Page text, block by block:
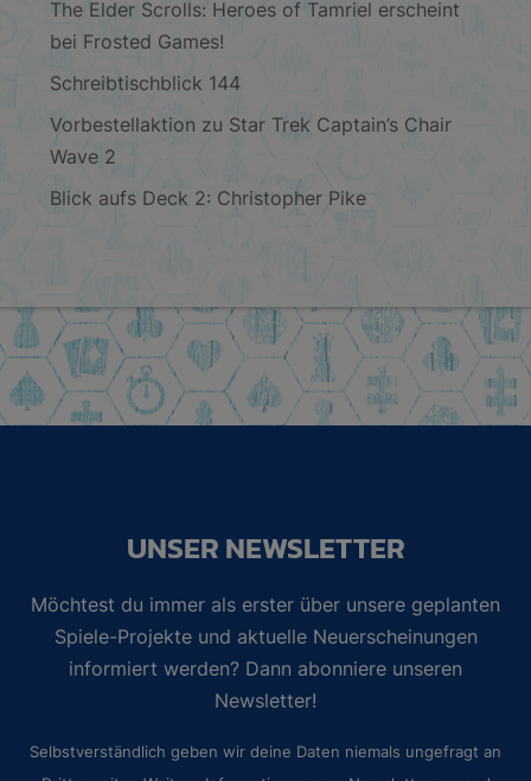
The Elder Scrolls: Heroes of Tamriel erscheint
bei Frosted Games!
Schreibtischblick 144
Vorbestellaktion zu Star Trek Captain’s Chair
Wave 2
Blick aufs Deck 2: Christopher Pike
UNSER NEWSLETTER
Möchtest du immer als erster über unsere geplanten
Spiele-Projekte und aktuelle Neuerscheinungen
informiert werden? Dann abonniere unseren
Newsletter!
Selbstverständlich geben wir deine Daten niemals ungefragt an